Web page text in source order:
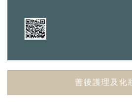
善後護理及化